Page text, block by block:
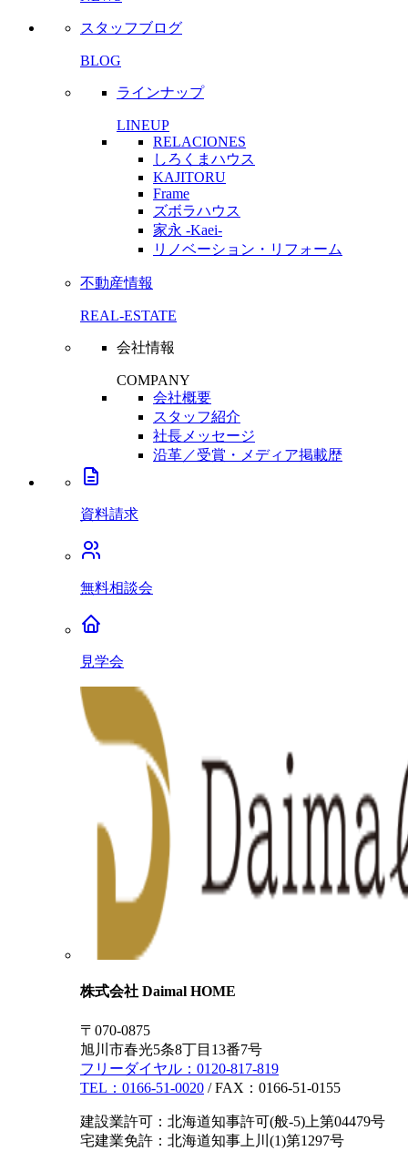
スタッフブログ
BLOG
ラインナップ
LINEUP
RELACIONES
しろくまハウス
KAJITORU
Frame
ズボラハウス
家永 -Kaei-
リノベーション・リフォーム
不動産情報
REAL-ESTATE
会社情報
COMPANY
会社概要
スタッフ紹介
社長メッセージ
沿革／受賞・メディア掲載歴
資料請求
無料相談会
見学会
株式会社 Daimal HOME
〒070-0875
旭川市春光5条8丁目13番7号
フリーダイヤル： 0120-817-819
TEL： 0166-51-0020 / FAX：0166-51-0155
建設業許可：北海道知事許可(般-5)上第04479号
宅建業免許：北海道知事上川(1)第1297号